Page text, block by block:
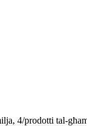
4/prodotti tal-